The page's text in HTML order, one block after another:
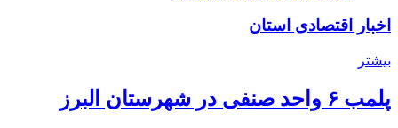
اخبار اقتصادی استان
بیشتر
پلمب ۶ واحد صنفی در شهرستان البرز